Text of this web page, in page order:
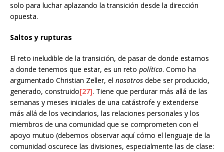
solo para luchar aplazando la transición desde la dirección
opuesta.
Saltos y rupturas
El reto ineludible de la transición, de pasar de donde estamos
a donde tenemos que estar, es un reto político. Como ha
argumentado Christian Zeller, el nosotros debe ser producido,
generado, construido[27]. Tiene que perdurar más allá de las
semanas y meses iniciales de una catástrofe y extenderse
más allá de los vecindarios, las relaciones personales y los
miembros de una comunidad que se comprometen con el
apoyo mutuo (debemos observar aquí cómo el lenguaje de la
comunidad oscurece las divisiones, especialmente las de clase: